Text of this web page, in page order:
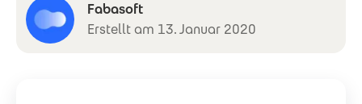
Fabasoft
Erstellt am 13. Januar 2020